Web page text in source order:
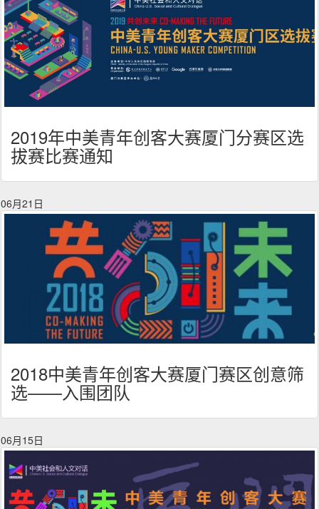
2019年中美青年创客大赛厦门分赛区选
拔赛比赛通知
06月21日
2018中美青年创客大赛厦门赛区创意筛
选——入围团队
06月15日